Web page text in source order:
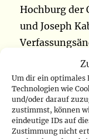
Um dir ein optimales
Technologien wie
und/oder darauf
zustimmst, können
eindeutige IDs auf
Zustimmung nicht
Hochburg der
und Joseph
République
Matata
Piste von